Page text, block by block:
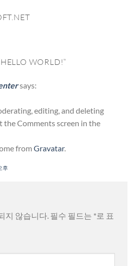
HELLO WORLD!”
says:
editing, and deleting
the Comments screen in the
from Gravatar.
후
지 않습니다. 필수 필드는 *로 표